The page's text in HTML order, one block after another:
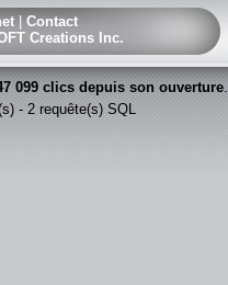
| Contact
Creations Inc.
099 clics depuis son ouverture.
- 2 requête(s) SQL